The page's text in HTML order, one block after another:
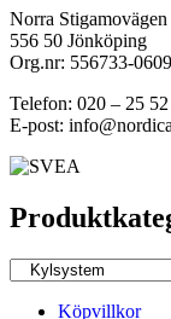
Norra Stigamovägen
556 50 Jönköping
Org.nr: 556733-0609
Telefon: 020 – 25
E-post:
Köpvillkor